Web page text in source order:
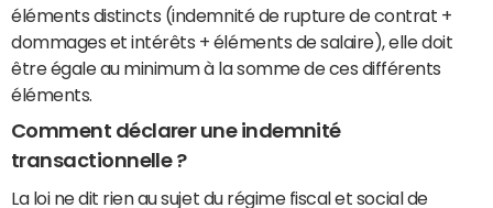
éléments distincts (indemnité de rupture de contrat +
dommages et intérêts + éléments de salaire), elle doit
être égale au minimum à la somme de ces différents
éléments.
Comment déclarer une indemnité
transactionnelle ?
La loi ne dit rien au sujet du régime fiscal et social de